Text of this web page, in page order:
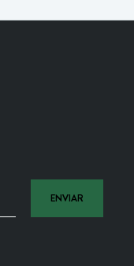
ENVIAR